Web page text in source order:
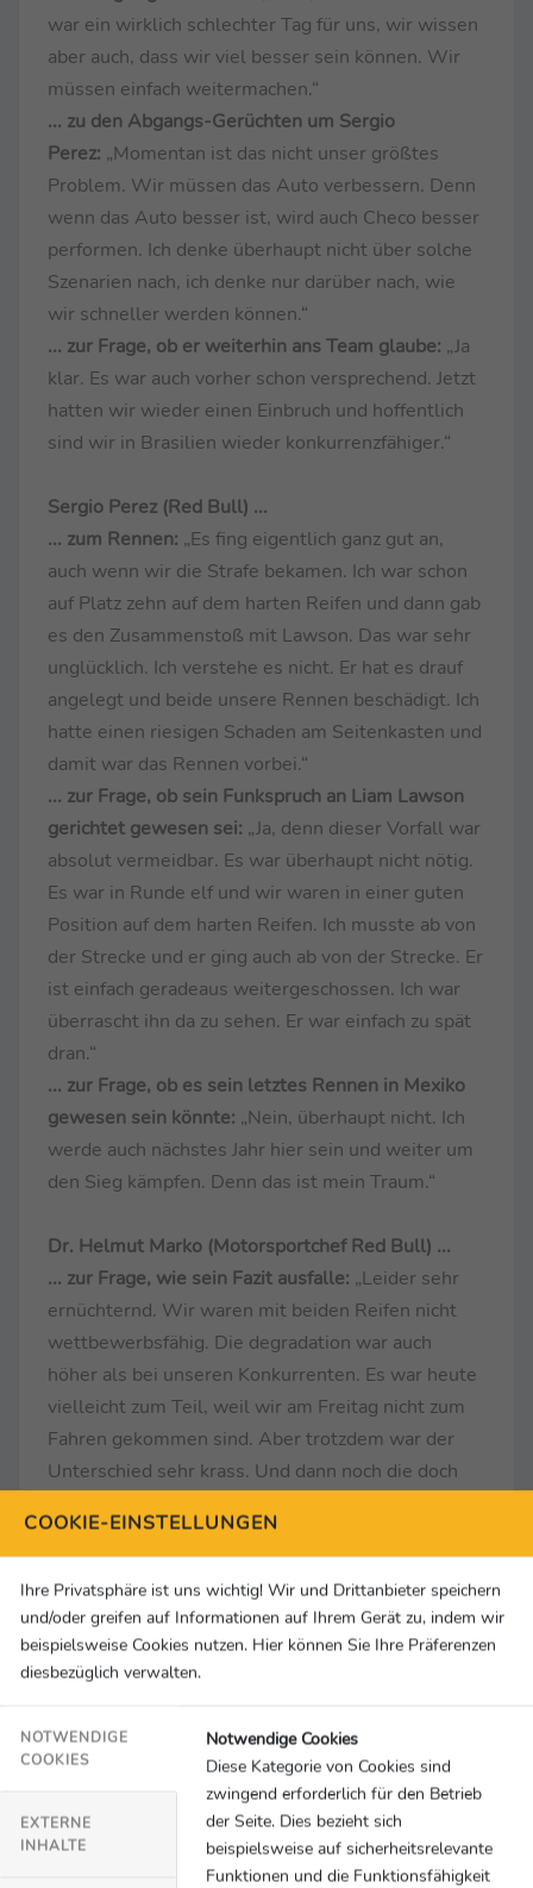
war ein wirklich schlechter Tag für uns, wir wissen
aber auch, dass wir viel besser sein können. Wir
müssen einfach weitermachen.“
... zu den Abgangs-Gerüchten um Sergio
Perez: „Momentan ist das nicht unser größtes
Problem. Wir müssen das Auto verbessern. Denn
wenn das Auto besser ist, wird auch Checo besser
performen. Ich denke überhaupt nicht über solche
Szenarien nach, ich denke nur darüber nach, wie
wir schneller werden können.“
... zur Frage, ob er weiterhin ans Team glaube: „Ja
klar. Es war auch vorher schon versprechend. Jetzt
hatten wir wieder einen Einbruch und hoffentlich
sind wir in Brasilien wieder konkurrenzfähiger.“
Sergio Perez (Red Bull) ...
... zum Rennen: „Es fing eigentlich ganz gut an,
auch wenn wir die Strafe bekamen. Ich war schon
auf Platz zehn auf dem harten Reifen und dann gab
es den Zusammenstoß mit Lawson. Das war sehr
unglücklich. Ich verstehe es nicht. Er hat es drauf
angelegt und beide unsere Rennen beschädigt. Ich
hatte einen riesigen Schaden am Seitenkasten und
damit war das Rennen vorbei.“
... zur Frage, ob sein Funkspruch an Liam Lawson
gerichtet gewesen sei: „Ja, denn dieser Vorfall war
absolut vermeidbar. Es war überhaupt nicht nötig.
Es war in Runde elf und wir waren in einer guten
Position auf dem harten Reifen. Ich musste ab von
der Strecke und er ging auch ab von der Strecke. Er
ist einfach geradeaus weitergeschossen. Ich war
überrascht ihn da zu sehen. Er war einfach zu spät
dran.“
... zur Frage, ob es sein letztes Rennen in Mexiko
gewesen sein könnte: „Nein, überhaupt nicht. Ich
werde auch nächstes Jahr hier sein und weiter um
den Sieg kämpfen. Denn das ist mein Traum.“
Dr. Helmut Marko (Motorsportchef Red Bull) ...
... zur Frage, wie sein Fazit ausfalle: „Leider sehr
ernüchternd. Wir waren mit beiden Reifen nicht
wettbewerbsfähig. Die degradation war auch
höher als bei unseren Konkurrenten. Es war heute
vielleicht zum Teil, weil wir am Freitag nicht zum
Fahren gekommen sind. Aber trotzdem war der
Unterschied sehr krass. Und dann noch die doch
das, was rund um Austin passiert ist. Wir waren
harten Reifen vom Speed her nur irgendwo in der
Nähe von Ferrari. Gerade zum Schluss war es
unglaublich, was Lando Norris für Zeiten hingelegt
... zu den Strafen gegen Max Verstappen:
fünf Sekunden und es gibt zehn Sekunden.
Zweimal zehn Sekunden finde ich extrem hart.“
... zum Überholmanöver von Carlos Sainz gegen
Max Verstappen:
„Der Engine-Mode war nicht
COOKIE-EINSTELLUNGEN
Ihre Privatsphäre ist uns wichtig! Wir und Drittanbieter speichern
und/oder greifen auf Informationen auf Ihrem Gerät zu, indem wir
beispielsweise Cookies nutzen. Hier können Sie Ihre Präferenzen
diesbezüglich verwalten.
NOTWENDIGE
COOKIES
EXTERNE
INHALTE
Notwendige Cookies
Diese Kategorie von Cookies sind
zwingend erforderlich für den Betrieb
der Seite. Dies bezieht sich
beispielsweise auf sicherheitsrelevante
Funktionen und die Funktionsfähigkeit